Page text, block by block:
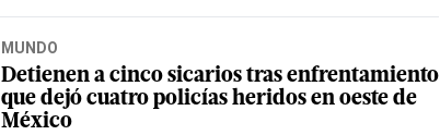
MUNDO
Detienen a cinco sicarios tras enfrentamiento
que dejó cuatro policías heridos en oeste de
México